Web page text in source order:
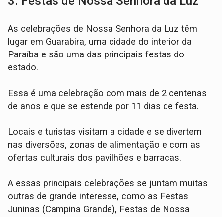
As celebrações de Nossa Senhora da Luz têm
lugar em Guarabira, uma cidade do interior da
Paraíba e são uma das principais festas do
estado.
Essa é uma celebração com mais de 2 centenas
de anos e que se estende por 11 dias de festa.
Locais e turistas visitam a cidade e se divertem
nas diversões, zonas de alimentação e com as
ofertas culturais dos pavilhões e barracas.
A essas principais celebrações se juntam muitas
outras de grande interesse, como as Festas
Juninas (Campina Grande), Festas de Nossa